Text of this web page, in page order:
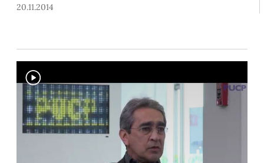
crisis en Medio Oriente.
20.11.2014